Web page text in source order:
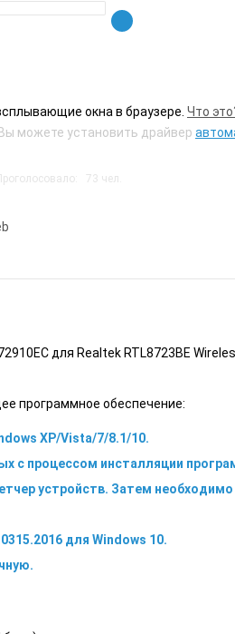
окна в браузере. Что
можете установить драйвер
73 чел.
для Realtek RTL8723BE
программное обеспечение:
XP/Vista/7/8.1/10.
с процессом инсталляции
устройств. Затем
для Windows 10.